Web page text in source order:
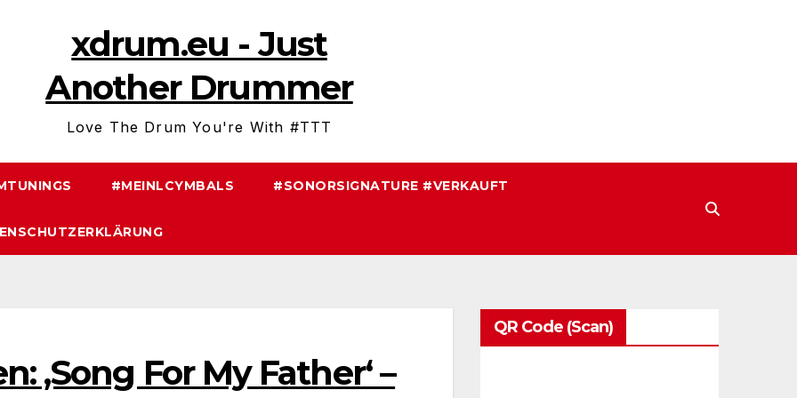
xdrum.eu - Just
Another Drummer
Love The Drum You're With #TTT
#MEINLCYMBALS #SONORSIGNATURE #VERKAUFT
‚Song For My Father‘ –
QR Code (Scan)